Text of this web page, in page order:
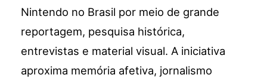
Nintendo no Brasil por meio de grande
reportagem, pesquisa histórica,
entrevistas e material visual. A iniciativa
aproxima memória afetiva, jornalismo